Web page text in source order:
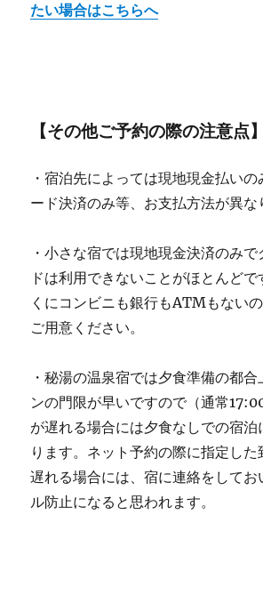
たい場合はこちらへ
【その他ご予約の際の注意点】
・宿泊先によっては現地現金払い
ード決済のみ等、お支払方法が異な
・小さな宿では現地現金決済のみ
ドは利用できないことがほとんど
くにコンビニも銀行もATMもない
ご用意ください。
・秘湯の温泉宿では夕食準備の都合
ンの門限が早いですので（通常
が遅れる場合には夕食なしでの宿泊
ります。ネット予約の際に指定した
遅れる場合には、宿に連絡をしてお
ル防止になると思われます。